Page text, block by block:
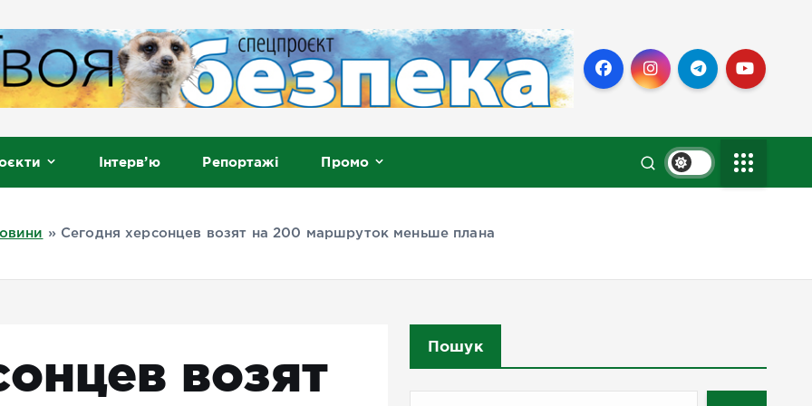
Інтерв’ю Репортажі Промо
» Сегодня херсонцев возят на 200 маршруток меньше плана
возят
Пошук